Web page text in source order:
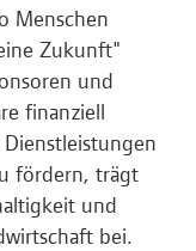
Menschen
Zukunft"
und
finanziell
fördern, trägt
und
bei.